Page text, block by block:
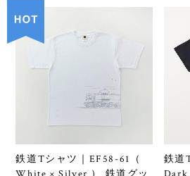
鉄道Tシャツ｜EF58-61（
鉄道